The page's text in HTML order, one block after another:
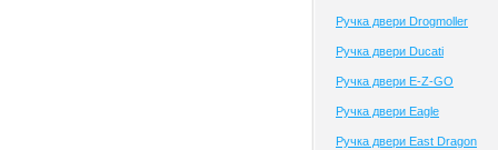
Ручка двери Drogmoller
Ручка двери Ducati
Ручка двери E-Z-GO
Ручка двери Eagle
Ручка двери East Dragon